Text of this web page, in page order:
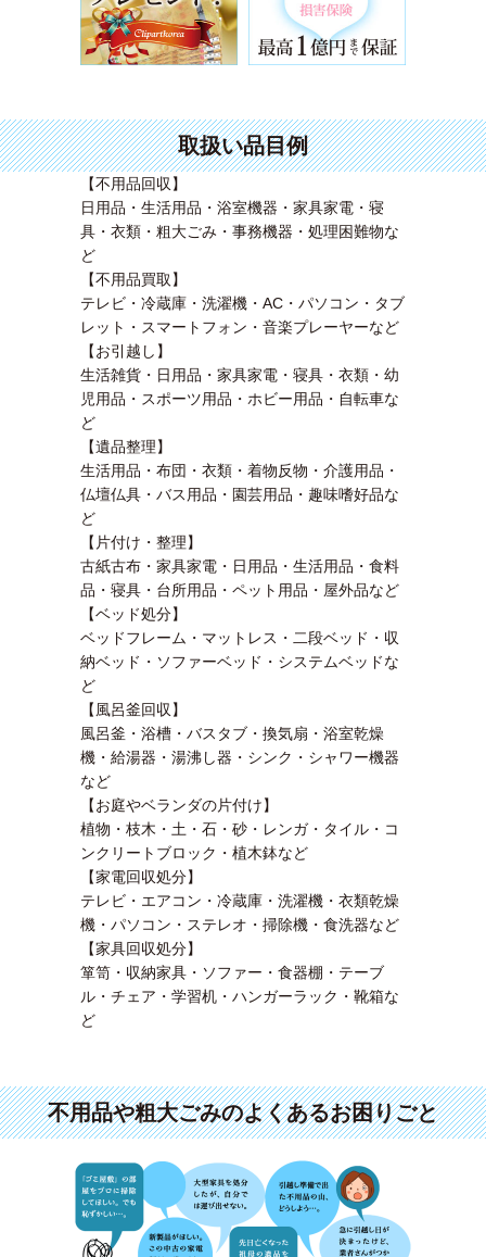
取扱い品目例
【不用品回収】
日用品・生活用品・浴室機器・家具家電・寝
具・衣類・粗大ごみ・事務機器・処理困難物な
ど
【不用品買取】
テレビ・冷蔵庫・洗濯機・AC・パソコン・タブ
レット・スマートフォン・音楽プレーヤーなど
【お引越し】
生活雑貨・日用品・家具家電・寝具・衣類・幼
児用品・スポーツ用品・ホビー用品・自転車な
ど
【遺品整理】
生活用品・布団・衣類・着物反物・介護用品・
仏壇仏具・バス用品・園芸用品・趣味嗜好品な
ど
【片付け・整理】
古紙古布・家具家電・日用品・生活用品・食料
品・寝具・台所用品・ペット用品・屋外品など
【ベッド処分】
ベッドフレーム・マットレス・二段ベッド・収
納ベッド・ソファーベッド・システムベッドな
ど
【風呂釜回収】
風呂釜・浴槽・バスタブ・換気扇・浴室乾燥
機・給湯器・湯沸し器・シンク・シャワー機器
など
【お庭やベランダの片付け】
植物・枝木・土・石・砂・レンガ・タイル・コ
ンクリートブロック・植木鉢など
【家電回収処分】
テレビ・エアコン・冷蔵庫・洗濯機・衣類乾燥
機・パソコン・ステレオ・掃除機・食洗器など
【家具回収処分】
箪笥・収納家具・ソファー・食器棚・テーブ
ル・チェア・学習机・ハンガーラック・靴箱な
ど
不用品や粗大ごみのよくあるお困りごと